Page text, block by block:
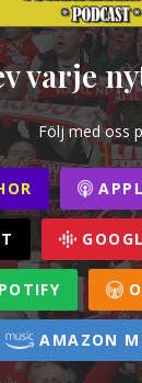
varje
Följ med oss
AMAZON